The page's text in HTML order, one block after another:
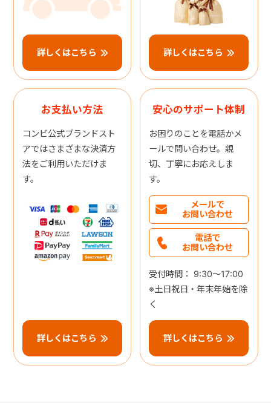
詳しくはこちら 詳しくはこちら
お支払い方法
コンビ公式ブランドスト
アではさまざまな決済方
法をご利用いただけま
す。
詳しくはこちら
安心のサポート体制
お困りのことを電話かメ
ールで問い合わせ。親
切、丁寧にお応えしま
す。
メールで
お問い合わせ
電話で
お問い合わせ
受付時間： 9:30～17:00
※土日祝日・年末年始を除
く
詳しくはこちら